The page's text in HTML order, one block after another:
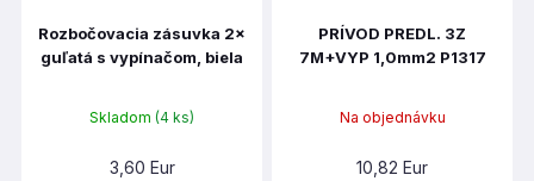
Rozbočovacia zásuvka 2×
guľatá s vypínačom, biela
Skladom (4 ks)
3,60 Eur
PRÍVOD PREDL. 3Z
7M+VYP 1,0mm2 P1317
Na objednávku
10,82 Eur